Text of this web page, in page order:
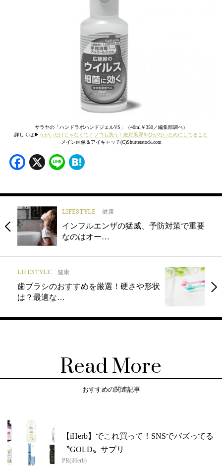
サラヤの「ハンドラボハンドジェルVS」（40ml￥350／編集部調べ）
詳しくは▶︎ うがいだけじゃなくてアソコも洗う！絶対風邪をひかないためにしてること
メイン画像＆アイキャッチ(C)Shutterstock.com
Facebook
X Line
LIFESTYLE 健康
インフルエンザの猛威、予防対策で重要
なのはオー…
LIFESTYLE 健康
歯ブラシのおすすめを厳選！硬さや形状
は？最適な…
Read More
おすすめの関連記事
【iHerb】でこれ買って！SNSでバズってる
〝GOLD〟サプリ
PR(iHerb)